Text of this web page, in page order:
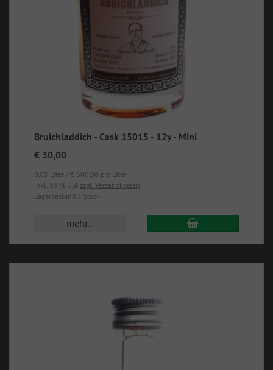
Bruichladdich - Cask 15015 - 12y - Mini
€ 30,00
0,05 Liter / € 600,00 pro Liter
inkl. 19 % USt zzgl. Versandkosten
Lagerbestand 3 Stück
mehr...